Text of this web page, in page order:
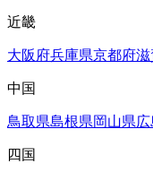
近畿
大阪府兵庫県京都府滋
中国
鳥取県島根県岡山県
四国